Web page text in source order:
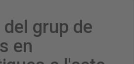
grup de
en